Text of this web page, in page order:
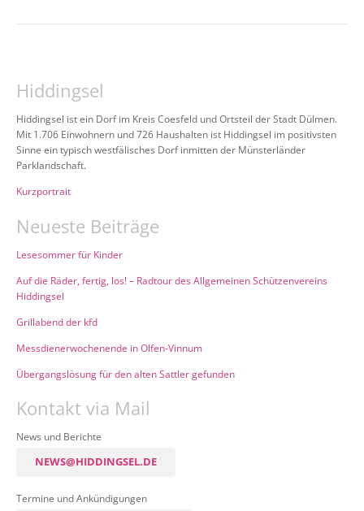
Hiddingsel
Hiddingsel ist ein Dorf im Kreis Coesfeld und Ortsteil der Stadt Dülmen.
Mit 1.706 Einwohnern und 726 Haushalten ist Hiddingsel im positivsten
Sinne ein typisch westfälisches Dorf inmitten der Münsterländer
Parklandschaft.
Kurzportrait
Neueste Beiträge
Lesesommer für Kinder
Auf die Räder, fertig, los! – Radtour des Allgemeinen Schützenvereins
Hiddingsel
Grillabend der kfd
Messdienerwochenende in Olfen-Vinnum
Übergangslösung für den alten Sattler gefunden
Kontakt via Mail
News und Berichte
NEWS@HIDDINGSEL.DE
Termine und Ankündigungen